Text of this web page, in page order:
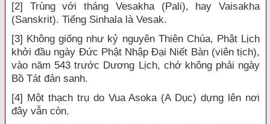
[2] Trùng với tháng Vesakha (Pali), hay Vaisakha
(Sanskrit). Tiếng Sinhala là Vesak.
[3] Không giống như kỷ nguyên Thiên Chúa, Phật Lịch
khởi đầu ngày Đức Phật Nhập Đại Niết Bàn (viên tịch),
vào năm 543 trước Dương Lịch, chớ không phải ngày
Bồ Tát đản sanh.
[4] Một thạch trụ do Vua Asoka (A Dục) dựng lên nơi
đây vẫn còn.